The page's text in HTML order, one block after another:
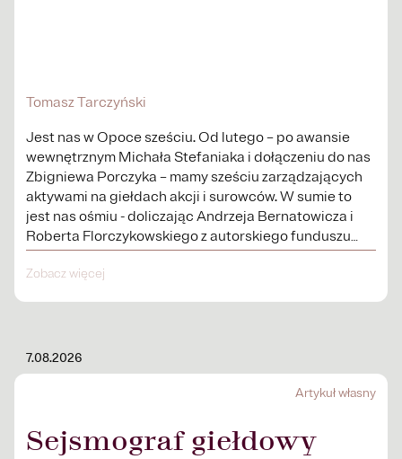
Tomasz Tarczyński
Jest nas w Opoce sześciu. Od lutego – po awansie
wewnętrznym Michała Stefaniaka i dołączeniu do nas
Zbigniewa Porczyka – mamy sześciu zarządzających
aktywami na giełdach akcji i surowców. W sumie to
jest nas ośmiu - doliczając Andrzeja Bernatowicza i
Roberta Florczykowskiego z autorskiego funduszu
Third dot – osiem osób...
Zobacz więcej
7.08.2026
Artykuł własny
Sejsmograf giełdowy